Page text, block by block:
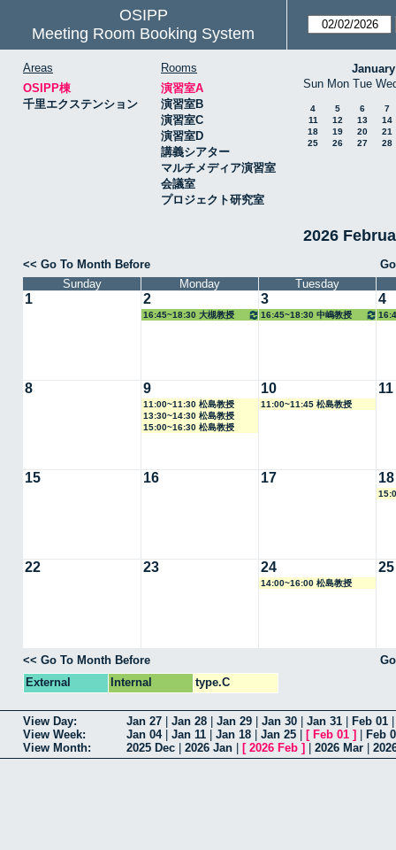
OSIPP
Meeting Room Booking System
Areas
OSIPP棟
千里エクステンション
Rooms
演習室A
演習室B
演習室C
演習室D
講義シアター
マルチメディア演習室
会議室
プロジェクト研究室
Sun Mon Tue
4 5 6
7
11
12 13
14
18
19 20
21
25
26 27 28
2026
<< Go To Month Before
Sunday
Monday Tuesday
1 2
16:45~18:30 大槻教授
3
16:45~18:30 中嶋教授
4
8 9
11:00~11:30 松島教授
13:30~14:30 松島教授
15:00~16:30 松島教授
10
11:00~11:45 松島教授
11
15 16 17 18
22 23 24
14:00~16:00 松島教授
25
<< Go To Month Before
External
Internal type.C
View Day: Jan 27 Jan 28 Jan 29 Jan 30 Jan 31 Feb 01
View Week:
Jan 04| Jan 11 Jan 18 Jan 25 [ Feb 01 ]
Feb
View Month:
2025 Dec 2026 Jan [ 2026 Feb ] 2026 Mar